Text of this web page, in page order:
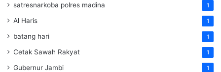
satresnarkoba polres madina 1
Al Haris 1
batang hari 1
Cetak Sawah Rakyat 1
Gubernur Jambi 1